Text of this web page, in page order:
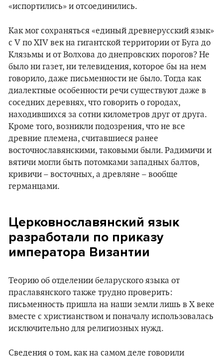
«испортились» и отсоединились.
Как мог сохраняться «единый древнерусский язык»
с V по XIV век на гигантской территории от Буга до
Клязьмы и от Волхова до днепровских порогов? Не
было ни газет, ни телевидения, которое бы на нем
говорило, даже письменности не было. Тогда как
диалектные особенности речи существуют даже в
соседних деревнях, что говорить о городах,
находившихся за сотни километров друг от друга.
Кроме того, возникли подозрения, что не все
древние племена, считавшиеся ранее
восточнославянскими, таковыми были. Радимичи и
вятичи могли быть потомками западных балтов,
кривичи – восточных, а древляне – вообще
германцами.
Церковнославянский язык
разработали по приказу
императора Византии
Теорию об отделении беларуского языка от
праславянского также трудно проверить:
письменность пришла на наши земли лишь в X веке
вместе с христианством и поначалу использовалась
исключительно для религиозных нужд.
Сведения о том, как на самом деле говорили